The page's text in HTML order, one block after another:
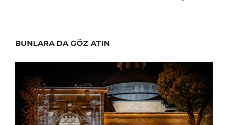
BUNLARA DA GÖZ ATIN